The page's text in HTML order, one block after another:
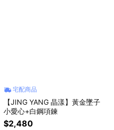
宅配商品
【JING YANG 晶漾】黃金墜子
小愛心+白鋼項鍊
$2,480